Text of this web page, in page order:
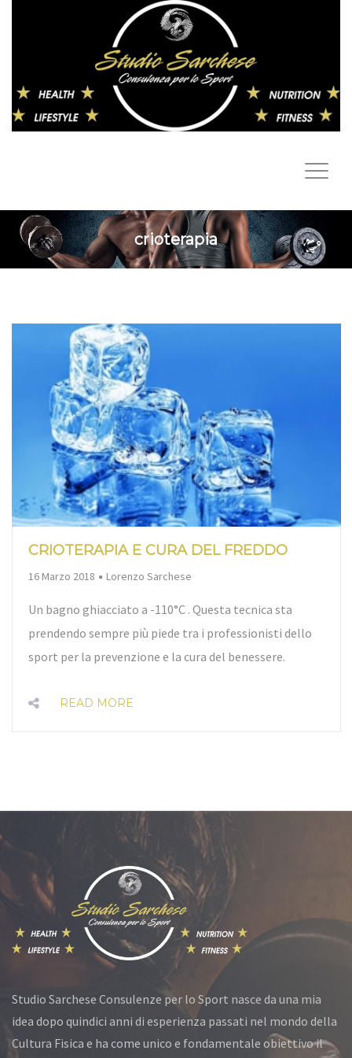
crioterapia
CRIOTERAPIA E CURA DEL FREDDO
16 Marzo 2018 By
Lorenzo Sarchese
Un bagno ghiacciato a -110°C . Questa tecnica sta
prendendo sempre più piede tra i professionisti dello
sport per la prevenzione e la cura del benessere.
READ MORE
Studio Sarchese Consulenze per lo Sport nasce da una mia
idea dopo quindici anni di esperienza passati nel mondo della
Cultura Fisica e ha come unico e fondamentale obiettivo il